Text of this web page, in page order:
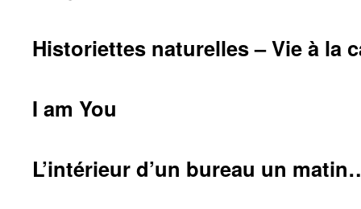
Historiettes naturelles – Vie à la
I am You
L’intérieur d’un bureau un